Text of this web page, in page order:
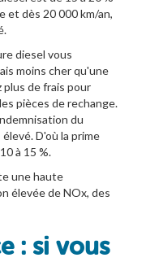
et dès 20 000 km/an,
diesel vous
moins cher qu'une
de frais pour
pièces de rechange.
du
D'où la prime
à 15 %.
une haute
élevée de NOx, des
: si vous